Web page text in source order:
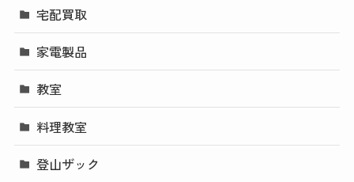
宅配買取
家電製品
教室
料理教室
登山ザック